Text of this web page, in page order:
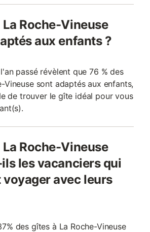
La Roche-Vineuse
aux enfants ?
passé révèlent que 76 % des
Vineuse sont adaptés aux enfants,
de trouver le gîte idéal pour vous
La Roche-Vineuse
les vacanciers qui
avec leurs
des gîtes à La Roche-Vineuse